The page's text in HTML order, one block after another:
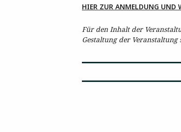
HIER ZUR ANMELDUNG UND
Für den Inhalt der
Gestaltung der